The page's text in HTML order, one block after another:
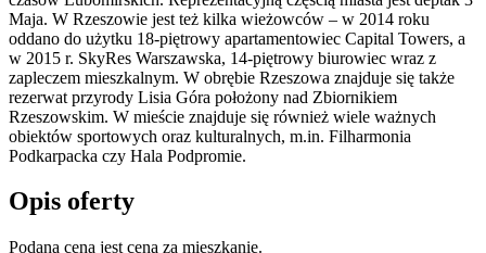
Maja. W Rzeszowie jest też kilka wieżowców – w 2014 roku
oddano do użytku 18-piętrowy apartamentowiec Capital Towers, a
w 2015 r. SkyRes Warszawska, 14-piętrowy biurowiec wraz z
zapleczem mieszkalnym. W obrębie Rzeszowa znajduje się także
rezerwat przyrody Lisia Góra położony nad Zbiornikiem
Rzeszowskim. W mieście znajduje się również wiele ważnych
obiektów sportowych oraz kulturalnych, m.in. Filharmonia
Podkarpacka czy Hala Podpromie.
Opis oferty
Podana cena jest ceną za mieszkanie.